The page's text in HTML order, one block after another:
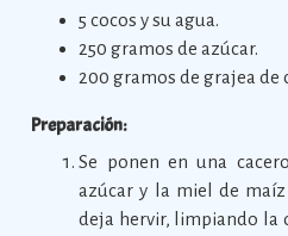
5 cocos y su agua.
250 gramos de azúcar.
200 gramos de grajea de
Preparación:
Se ponen en una
azúcar y la miel de
deja hervir, limpiando la